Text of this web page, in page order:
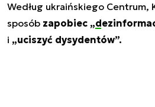
Według ukraińskiego Centrum,
sposób zapobiec „
i „uciszyć dysydentów”.